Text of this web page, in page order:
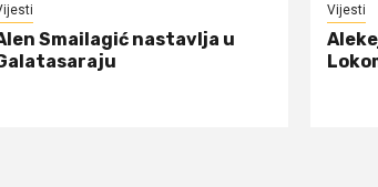
Smailagić nastavlja u
Vijesti